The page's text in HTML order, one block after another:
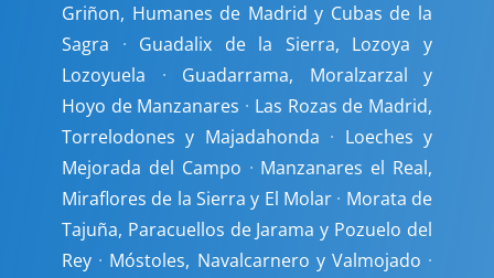
Griñon, Humanes de Madrid y Cubas de la
Sagra · Guadalix de la Sierra, Lozoya y
Lozoyuela · Guadarrama, Moralzarzal y
Hoyo de Manzanares · Las Rozas de Madrid,
Torrelodones y Majadahonda · Loeches y
Mejorada del Campo · Manzanares el Real,
Miraflores de la Sierra y El Molar · Morata de
Tajuña, Paracuellos de Jarama y Pozuelo del
Rey · Móstoles, Navalcarnero y Valmojado ·